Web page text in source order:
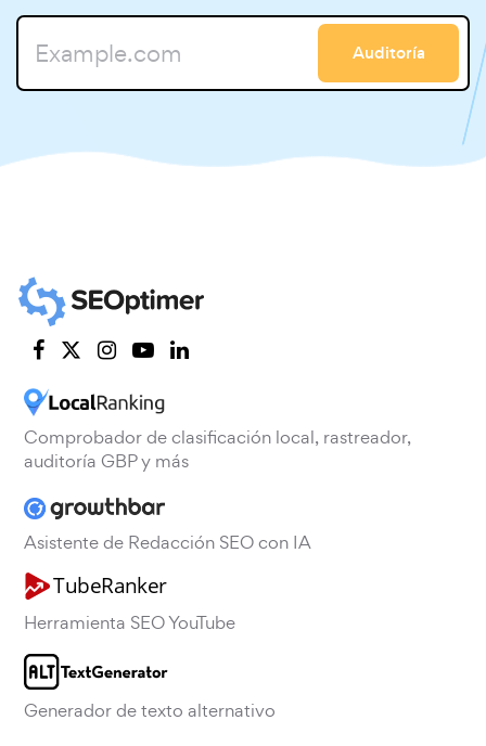
Auditoría
Comprobador de clasificación local, rastreador,
auditoría GBP y más
Asistente de Redacción SEO con IA
Herramienta SEO YouTube
Generador de texto alternativo